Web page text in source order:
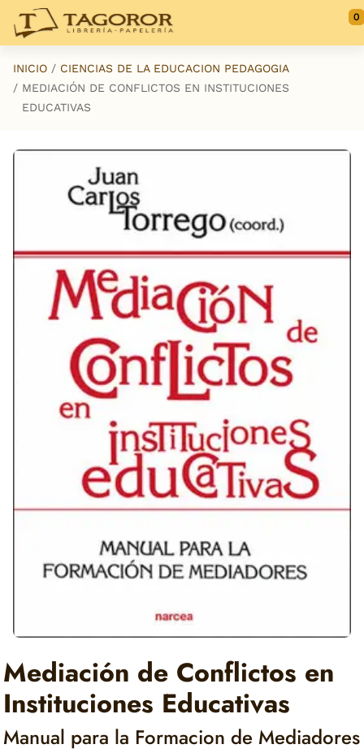
Saltar al contenido principal
0
INICIO
CIENCIAS DE LA EDUCACION PEDAGOGIA
MEDIACIÓN DE CONFLICTOS EN INSTITUCIONES
EDUCATIVAS
Mediación de Conflictos en
Instituciones Educativas
Manual para la Formacion de Mediadores